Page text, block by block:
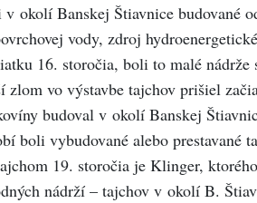
okolí Banskej Štiavnice budované
vody, zdroj
16. storočia, boli to malé
vo výstavbe tajchov prišiel
budoval v okolí Banskej
boli vybudované alebo prestavané
19. storočia je Klinger,
nádrží – tajchov v okolí B.